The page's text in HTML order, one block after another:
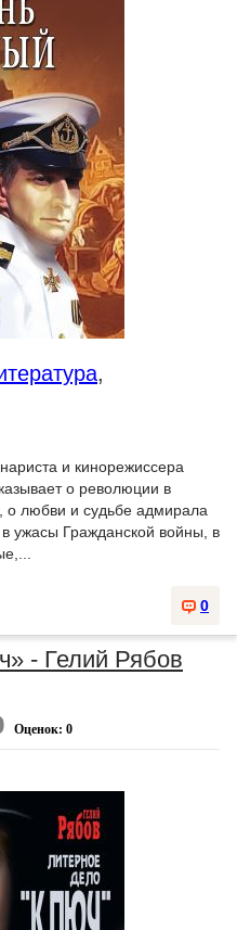
,
и кинорежиссера
о революции в
о любви и судьбе адмирала
ужасы Гражданской войны, в
0
- Гелий Рябов
Оценок: 0